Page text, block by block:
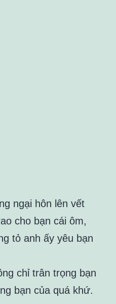
ngại hôn lên vết
cho bạn cái ôm,
tỏ anh ấy yêu bạn
chỉ trân trọng bạn
bạn của quá khứ.